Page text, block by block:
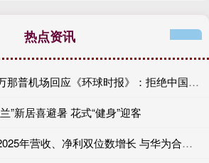
热点资讯
配资炒股在线 泰国素万那普机场回应《环球时报》：拒绝中国乘客登机决定由航司作出
”新居喜避暑 花式“健身”迎客
民间配资盘 运机集团2025年营收、净利双位数增长 与华为合作项目已进入商业化阶段 ​